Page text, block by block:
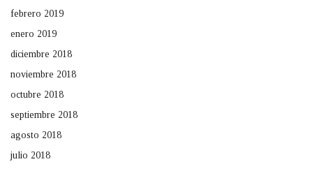
febrero 2019
enero 2019
diciembre 2018
noviembre 2018
octubre 2018
septiembre 2018
agosto 2018
julio 2018